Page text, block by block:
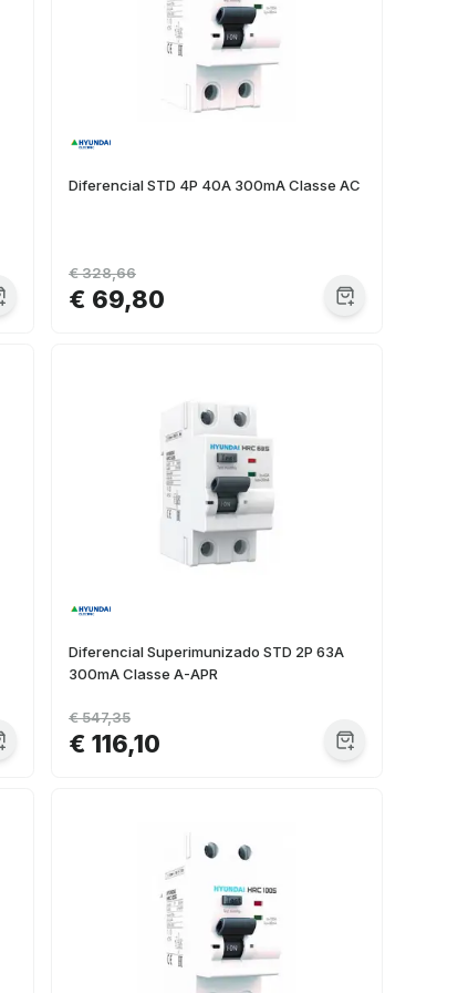
Diferencial STD 4P 40A 300mA Classe AC
€ 69,80
€ 328,66
Diferencial Superimunizado STD 2P 63A
300mA Classe A-APR
€ 116,10
€ 547,35